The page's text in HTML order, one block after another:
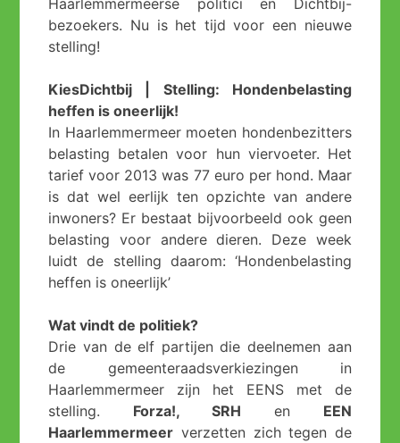
Haarlemmermeerse politici en Dichtbij-
bezoekers. Nu is het tijd voor een nieuwe
stelling!
KiesDichtbij | Stelling: Hondenbelasting
heffen is oneerlijk!
In Haarlemmermeer moeten hondenbezitters
belasting betalen voor hun viervoeter. Het
tarief voor 2013 was 77 euro per hond. Maar
is dat wel eerlijk ten opzichte van andere
inwoners? Er bestaat bijvoorbeeld ook geen
belasting voor andere dieren. Deze week
luidt de stelling daarom: ‘Hondenbelasting
heffen is oneerlijk’
Wat vindt de politiek?
Drie van de elf partijen die deelnemen aan
de gemeenteraadsverkiezingen in
Haarlemmermeer zijn het EENS met de
stelling. Forza!, SRH en EEN
Haarlemmermeer verzetten zich tegen de